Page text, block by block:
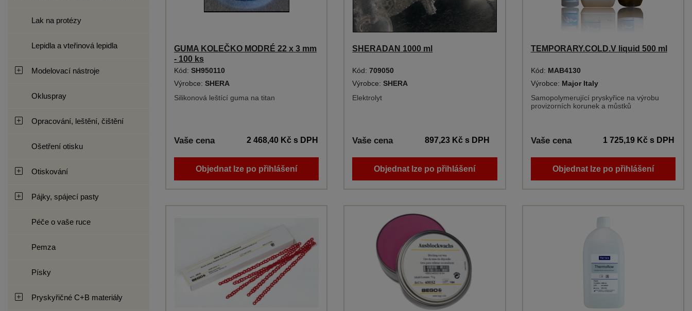
Lak na protézy
Lepidla a vteřinová lepidla
Modelovací nástroje
Okluspray
Opracování, leštění, čištění
Ošetření otisku
Otiskování
Pájky, spájecí pasty
Péče o vaše ruce
Pemza
Písky
Pryskyřičné C+B materiály
GUMA KOLEČKO MODRÉ 22 x 3 mm
- 100 ks
Kód: SH950110
Výrobce: SHERA
Silikonová leštící guma na titan
Vaše cena 2 468,40 Kčs DPH
Objednat lze po přihlášení
SHERADAN 1000 ml
Kód:709050
Výrobce:SHERA
Elektrolyt
Vaše cena 897,23 Kč s DPH
Objednat lze po přihlášení
TEMPORARY.COLD.V liquid 500 ml
Kód: MAB4130
Výrobce: Major Italy
Samopolymerující pryskyřice na výrobu
provizorních korunek a můstků
Vaše cena 1 725,19 Kč s DPH
Objednat lze po přihlášení